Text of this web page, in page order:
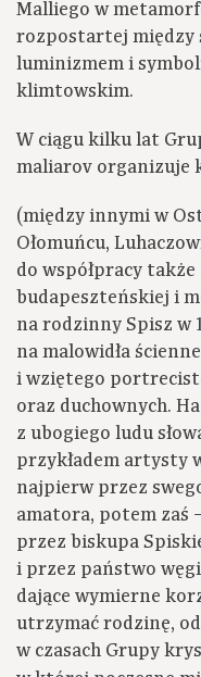
Malliego w
rozpostartej między
luminizmem i
klimtowskim.
W ciągu kilku lat
maliarov organizuje
(między innymi w
Ołomuńcu,
do współpracy
budapeszteńskiej i
na rodzinny Spisz w
na malowidła
i wziętego
oraz duchownych.
z ubogiego ludu
przykładem artysty
najpierw przez
amatora, potem zaś
przez biskupa
i przez państwo
dające wymierne
utrzymać rodzinę,
w czasach Grupy